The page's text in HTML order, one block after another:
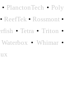
• PlanctonTech • Poly
• ReefTek • Rossmont •
•Tetra •Triton •
Waterbox • Whimar •